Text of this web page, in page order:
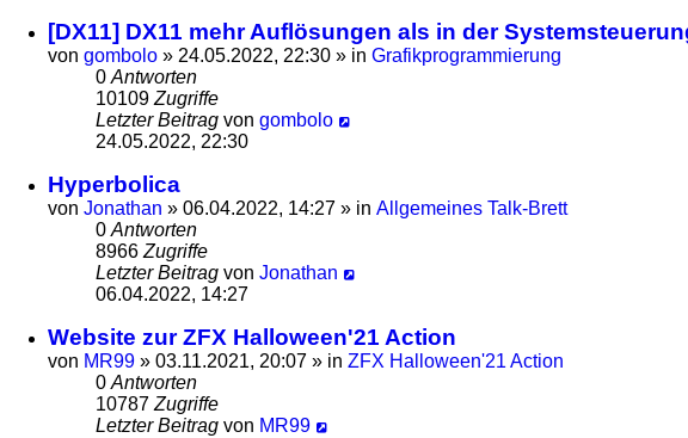
[DX11] DX11 mehr Auflösungen als in der
von gombolo » 24.05.2022, 22:30 » in Grafikprogrammierung
0 Antworten
10109 Zugriffe
Letzter Beitrag von gombolo
24.05.2022, 22:30
Hyperbolica
von Jonathan » 06.04.2022, 14:27 » in Allgemeines Talk-Brett
0 Antworten
8966 Zugriffe
Letzter Beitrag von Jonathan
06.04.2022, 14:27
Website zur ZFX Halloween'21 Action
von MR99 » 03.11.2021, 20:07 » in ZFX Halloween'21 Action
0 Antworten
10787 Zugriffe
Letzter Beitrag von MR99